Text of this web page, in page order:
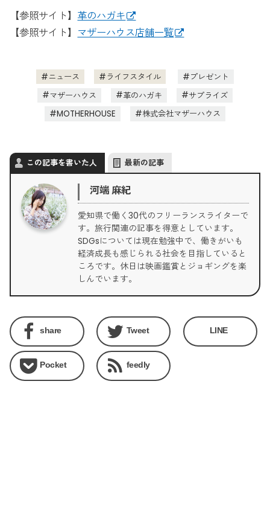
【参照サイト】 革のハガキ
【参照サイト】 マザーハウス店舗一覧
ニュース ライフスタイル
プレゼント
マザーハウス
革のハガキ
サプライズ
MOTHERHOUSE
株式会社マザーハウス
この記事を書いた人 最新の記事
河端 麻紀
愛知県で働く30代のフリーランスライターで
す。旅行関連の記事を得意としています。
SDGsについては現在勉強中で、働きがいも
経済成長も感じられる社会を目指していると
ころです。休日は映画鑑賞とジョギングを楽
しんでいます。
share Tweet LINE
Pocket feedly